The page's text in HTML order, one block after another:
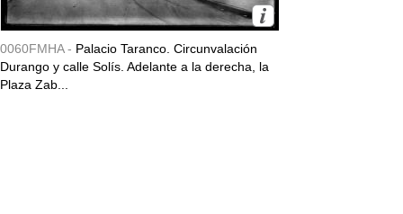
0060FMHA - Palacio Taranco. Circunvalación
Durango y calle Solís. Adelante a la derecha, la
Plaza Zab...